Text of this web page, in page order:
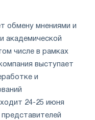
обмену мнениями и
академической
числе в рамках
выступает
и
24-25 июня